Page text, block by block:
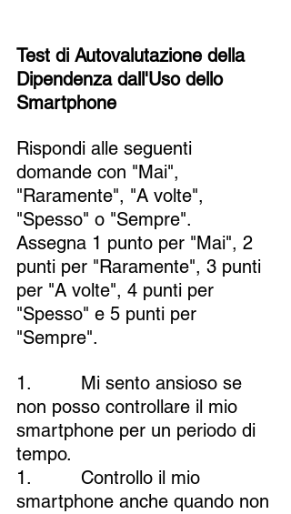
Test di Autovalutazione della
Dipendenza dall'Uso dello
Smartphone
Rispondi alle seguenti
domande con "Mai",
"Raramente", "A volte",
"Spesso" o "Sempre".
Assegna 1 punto per "Mai", 2
punti per "Raramente", 3 punti
per "A volte", 4 punti per
"Spesso" e 5 punti per
"Sempre".
1.         Mi sento ansioso se
non posso controllare il mio
smartphone per un periodo di
tempo.
1.         Controllo il mio
smartphone anche quando non